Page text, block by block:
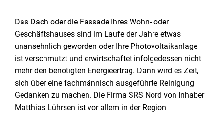
Das Dach oder die Fassade Ihres Wohn- oder
Geschäftshauses sind im Laufe der Jahre etwas
unansehnlich geworden oder Ihre Photovoltaikanlage
ist verschmutzt und erwirtschaftet infolgedessen nicht
mehr den benötigten Energieertrag. Dann wird es Zeit,
sich über eine fachmännisch ausgeführte Reinigung
Gedanken zu machen. Die Firma SRS Nord von Inhaber
Matthias Lührsen ist vor allem in der Region